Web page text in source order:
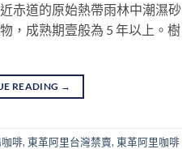
赤道的原始熱帶雨林中潮濕砂
，成熟期壹般為 5 年以上。樹
READING →
啡, 東革阿里台灣禁賣, 東革阿里咖啡